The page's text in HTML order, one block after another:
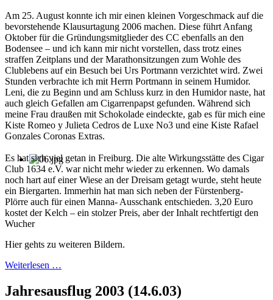
Am 25. August konnte ich mir einen kleinen Vorgeschmack auf die
bevorstehende Klausurtagung 2006 machen. Diese führt Anfang
Oktober für die Gründungsmitglieder des CC ebenfalls an den
Bodensee – und ich kann mir nicht vorstellen, dass trotz eines
straffen Zeitplans und der Marathonsitzungen zum Wohle des
Clublebens auf ein Besuch bei Urs Portmann verzichtet wird. Zwei
Stunden verbrachte ich mit Herrn Portmann in seinem Humidor.
Leni, die zu Beginn und am Schluss kurz in den Humidor naste, hat
auch gleich Gefallen am Cigarrenpapst gefunden. Während sich
meine Frau draußen mit Schokolade eindeckte, gab es für mich eine
Kiste Romeo y Julieta Cedros de Luxe No3 und eine Kiste Rafael
Gonzales Coronas Extras.
Es hat sich viel getan in Freiburg. Die alte Wirkungsstätte des Cigar
Club 1634 e.V. war nicht mehr wieder zu erkennen. Wo damals
noch hart auf einer Wiese an der Dreisam getagt wurde, steht heute
ein Biergarten. Immerhin hat man sich neben der Fürstenberg-
Plörre auch für einen Manna- Ausschank entschieden. 3,20 Euro
kostet der Kelch – ein stolzer Preis, aber der Inhalt rechtfertigt den
Wucher
Hier gehts zu weiteren Bildern.
Weiterlesen …
Jahresausflug 2003 (14.6.03)